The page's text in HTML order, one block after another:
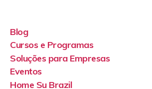
Blog
Cursos e Programas
Soluções para Empresas
Eventos
Home Su Brazil